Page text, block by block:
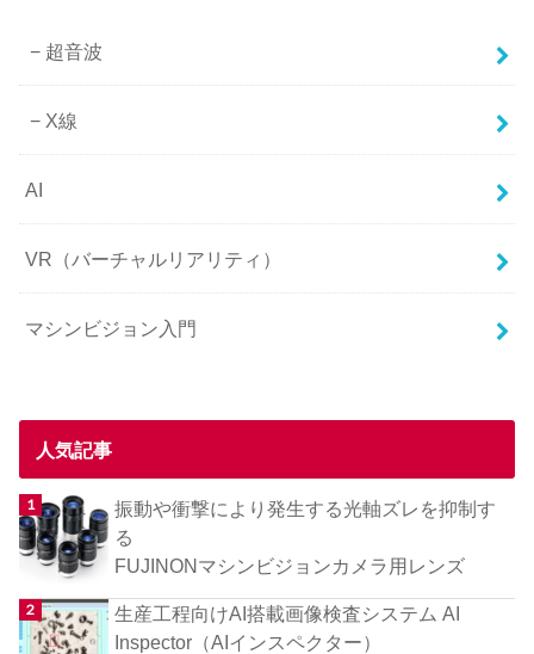
超音波
X線
AI
VR（バーチャルリアリティ）
マシンビジョン入門
人気記事
振動や衝撃により発生する光軸ズレを抑制す
る
FUJINONマシンビジョンカメラ用レンズ
生産工程向けAI搭載画像検査システム AI
Inspector（AIインスペクター）